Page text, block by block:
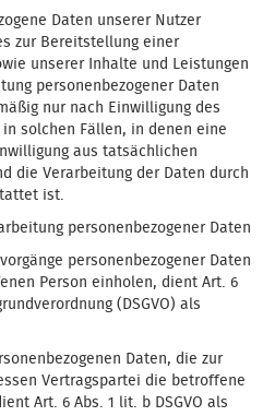
Daten unserer Nutzer
zur Bereitstellung einer
unserer Inhalte und Leistungen
personenbezogener Daten
nur nach Einwilligung des
solchen Fällen, in denen eine
aus tatsächlichen
die Verarbeitung der Daten durch
ist.
personenbezogener Daten
personenbezogener Daten
Person einholen, dient Art. 6
(DSGVO) als
Daten, die zur
Vertragspartei die betroffene
Art. 6 Abs. 1 lit. b DSGVO als